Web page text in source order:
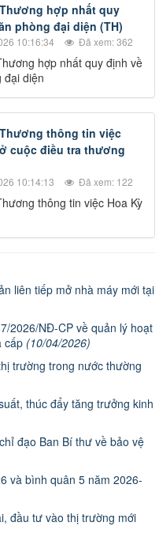
hợp nhất quy
phòng đại diện (TH)
10:16:34 Đã xem: 362
hợp nhất quy định về
đại diện
thông tin việc
cuộc điều tra thương
10:14:13 Đã xem: 122
thông tin việc Hoa Kỳ
liên tiếp mở nhà máy mới tại
2026/NĐ-CP về quản lý hoạt
cấp (10/04/2026)
trường trong nước thường
thúc đẩy tăng trưởng kinh
đạo Ban Bí thư về bảo vệ
và bình quân 5 năm 2026-
đầu tư vào thị trường mới